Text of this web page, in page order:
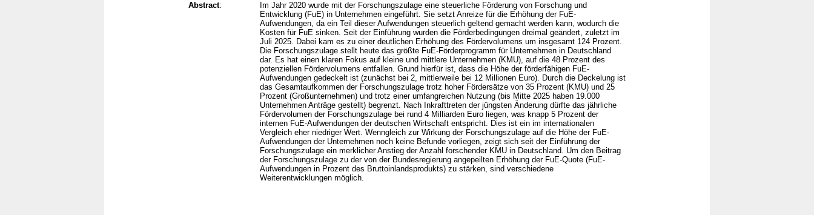
Abstract:
Im Jahr 2020 wurde mit der Forschungszulage eine steuerliche Förderung von Forschung und
Entwicklung (FuE) in Unternehmen eingeführt. Sie setzt Anreize für die Erhöhung der FuE-
Aufwendungen, da ein Teil dieser Aufwendungen steuerlich geltend gemacht werden kann, wodurch die
Kosten für FuE sinken. Seit der Einführung wurden die Förderbedingungen dreimal geändert, zuletzt im
Juli 2025. Dabei kam es zu einer deutlichen Erhöhung des Fördervolumens um insgesamt 124 Prozent.
Die Forschungszulage stellt heute das größte FuE-Förderprogramm für Unternehmen in Deutschland
dar. Es hat einen klaren Fokus auf kleine und mittlere Unternehmen (KMU), auf die 48 Prozent des
potenziellen Fördervolumens entfallen. Grund hierfür ist, dass die Höhe der förderfähigen FuE-
Aufwendungen gedeckelt ist (zunächst bei 2, mittlerweile bei 12 Millionen Euro). Durch die Deckelung ist
das Gesamtaufkommen der Forschungszulage trotz hoher Fördersätze von 35 Prozent (KMU) und 25
Prozent (Großunternehmen) und trotz einer umfangreichen Nutzung (bis Mitte 2025 haben 19.000
Unternehmen Anträge gestellt) begrenzt. Nach Inkrafttreten der jüngsten Änderung dürfte das jährliche
Fördervolumen der Forschungszulage bei rund 4 Milliarden Euro liegen, was knapp 5 Prozent der
internen FuE-Aufwendungen der deutschen Wirtschaft entspricht. Dies ist ein im internationalen
Vergleich eher niedriger Wert. Wenngleich zur Wirkung der Forschungszulage auf die Höhe der FuE-
Aufwendungen der Unternehmen noch keine Befunde vorliegen, zeigt sich seit der Einführung der
Forschungszulage ein merklicher Anstieg der Anzahl forschender KMU in Deutschland. Um den Beitrag
der Forschungszulage zu der von der Bundesregierung angepeilten Erhöhung der FuE-Quote (FuE-
Aufwendungen in Prozent des Bruttoinlandsprodukts) zu stärken, sind verschiedene
Weiterentwicklungen möglich.